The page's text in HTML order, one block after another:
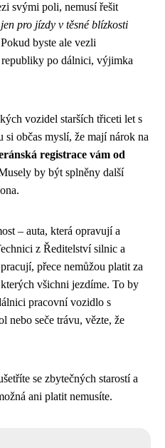
svými poli, nemusí řešit
pro jízdy v těsné blízkosti
byste ale vezli
po dálnici, výjimka
vozidel starších třiceti let s
si občas myslí, že mají nárok na
registrace vám od
by být splněny další
– auta, která opravují a
z Ředitelství silnic a
přece nemůžou platit za
všichni jezdíme. To by
pracovní vozidlo s
nebo seče trávu, vězte, že
se zbytečných starostí a
ani platit nemusíte.